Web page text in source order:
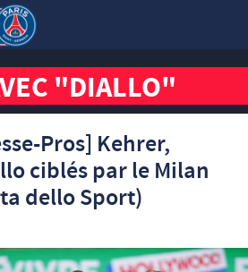
"DIALLO"
Pros] Kehrer,
ciblés par le Milan
dello Sport)